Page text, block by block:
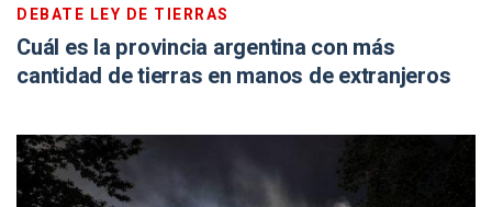
DEBATE LEY DE TIERRAS
Cuál es la provincia argentina con más
cantidad de tierras en manos de extranjeros